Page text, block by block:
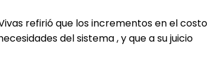
refirió que los incrementos en el costo
del sistema , y que a su juicio